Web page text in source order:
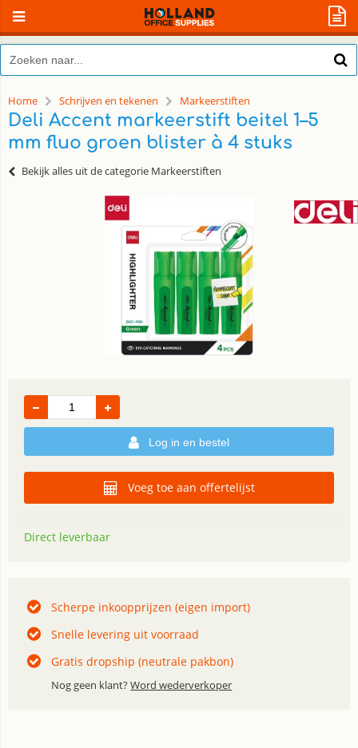
Home Schrijven en tekenen Markeerstiften
Deli Accent markeerstift beitel 1–5
mm fluo groen blister à 4 stuks
Bekijk alles uit de categorie Markeerstiften
Log in en bestel
Voeg toe aan offertelijst
Direct leverbaar
Scherpe inkoopprijzen (eigen import)
Snelle levering uit voorraad
Gratis dropship (neutrale pakbon)
Nog geen klant?Word wederverkoper